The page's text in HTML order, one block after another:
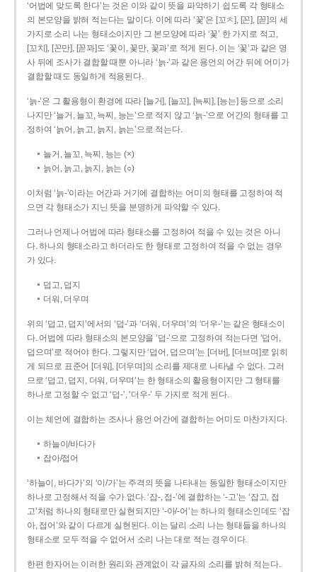
‘어법에 맞도록 한다’는 것은 이와 같이 뜻을 파악하기 쉽도록 각 형태소
의 본모양을 밝혀 적는다는 말이다. 이에 따라 ‘꽃’은 [꼬ㅊ], [꼰], [꼳]의 세
가지로 소리 나는 형태소이지만 그 본모양에 따라 ‘꽃’ 한 가지로 적고,
[꼬치], [꼰만], [꼳꽈]도 ‘꽃이, 꽃만, 꽃과’로 적게 된다. 이는 ‘꽃’과 같은 명
사 뒤에 조사가 결합할 때뿐 아니라 ‘늙-’과 같은 용언의 어간 뒤에 어미가
결합할 때도 동일하게 적용된다.
‘늙-’은 그 활용형이 환경에 따라 [늘거], [늘꼬], [늑찌], [능는] 등으로 소리
나지만 ‘늘거, 늘꼬, 늑찌, 능는’으로 적지 않고 ‘늙-’으로 어간의 형태를 고
정하여 ‘늙어, 늙고, 늙지, 늙는’으로 적는다.
늘거, 늘꼬, 늑찌, 능는 (×)
늙어, 늙고, 늙지, 늙는 (○)
이처럼 ‘늙-­’이라는 어간과 거기에 결합하는 어미의 형태를 고정하여 적
으면 각 형태소가 지닌 뜻을 분명하게 파악할 수 있다.
그러나 언제나 어법에 따라 형태소를 고정하여 적을 수 있는 것은 아니
다. 하나의 형태소라고 하더라도 한 형태로 고정하여 적을 수 없는 경우
가 있다.
덥고, 덥지
더워, 더우며
위의 ‘덥고, 덥지’에서의 ‘덥-­’과 ‘더워, 더우며’의 ‘더우-­’는 같은 형태소이
다. 어법에 따라 형태소의 본모양을 ‘덥-­’으로 고정하여 적는다면 ‘덥어,
덥으며’로 적어야 한다. 그렇지만 ‘덥어, 덥으며’는 [더버], [더브며]로 읽히
게 되므로 표준어 [더워], [더우며]의 소리를 제대로 나타낼 수 없다. 그러
므로 ‘덥고, 덥지, 더워, 더우며’는 한 형태소의 활용형이지만 그 형태를
하나로 고정할 수 없고 ‘덥-’, ‘더우-’ 두 가지로 적게 된다.
이는 체언에 결합하는 조사나 용언 어간에 결합하는 어미도 마찬가지다.
하늘이/바다가
잡아/접어
‘하늘이, 바다가’의 ‘이/가’는 주격의 뜻을 나타내는 동일한 형태소이지만
하나로 고정해서 적을 수가 없다. ‘잡-, 접-’에 결합하는 ‘-고’는 ‘잡고, 접
고’처럼 하나의 형태로만 실현되지만 ‘-아/-어’는 하나의 형태소인데도 ‘잡
아, 접어’와 같이 다르게 실현된다. 이는 달리 소리 나는 형태들을 하나의
형태소로 모두 적을 수 없어서 소리 나는 대로 적는 경우이다.
한편 한자어는 이러한 원리와 관계없이 각 글자의 소리를 밝혀 적는다.